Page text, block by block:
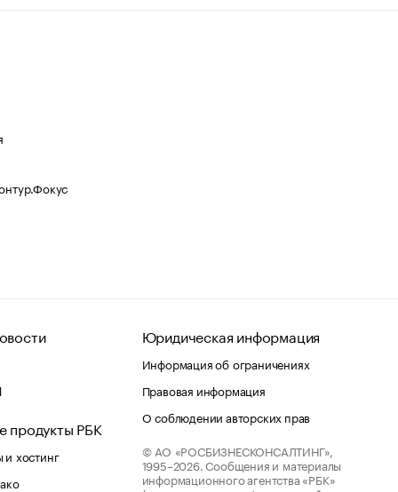
продукты РБК
хостинг
Юридическая информация
Информация об ограничениях
Правовая информация
О соблюдении авторских прав
© АО «РОСБИЗНЕСКОНСАЛТИНГ»,
1995–2026. Сообщения и материалы
информационного агентства «РБК»